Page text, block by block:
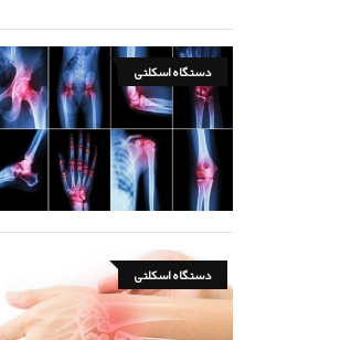
دستگاه اسکلتی
دستگاه اسکلتی